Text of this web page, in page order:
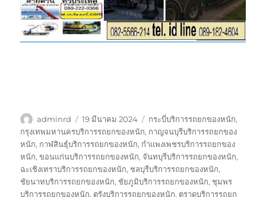
ผู้
เขียน
adminrd
เขียน
เมื่อ
19 มีนาคม 2024
ป้าย
กำกับ
กระบี่บริการรถยกของหนัก,
กรุงเทพมหานครบริการรถยกของหนัก, กาญจนบุรีบริการรถยกของ
หนัก, กาฬสินธุ์บริการรถยกของหนัก, กำแพงเพชรบริการรถยกของ
หนัก,ขอนแก่นบริการรถยกของหนัก, จันทบุรีบริการรถยกของหนัก,
ฉะเชิงเทราบริการรถยกของหนัก, ชลบุรีบริการรถยกของหนัก,
ชัยนาทบริการรถยกของหนัก, ชัยภูมิบริการรถยกของหนัก, ชุมพร
บริการรถยกของหนัก, ตรังบริการรถยกของหนัก, ตราดบริการรถยก